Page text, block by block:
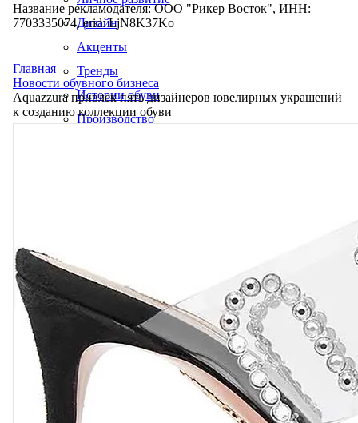
Дизайн
Акценты
Тренды
Истории обуви
Производство
Название рекламодателя: ООО "Рикер Восток", ИНН:
7703335074, erid: LjN8K37Ko
Главная
Новости обувного бизнеса
Aquazzura привлек пять дизайнеров ювелирных украшений
к созданию коллекции обуви